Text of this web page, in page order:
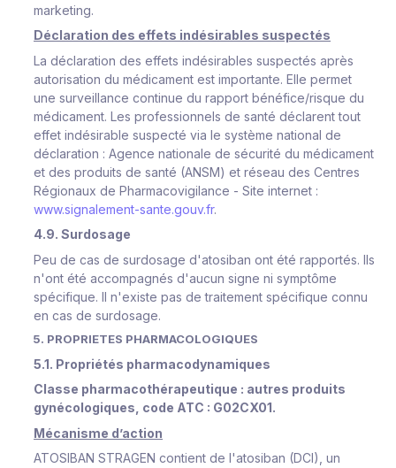
marketing.
Déclaration des effets indésirables suspectés
La déclaration des effets indésirables suspectés après
autorisation du médicament est importante. Elle permet
une surveillance continue du rapport bénéfice/risque du
médicament. Les professionnels de santé déclarent tout
effet indésirable suspecté via le système national de
déclaration : Agence nationale de sécurité du médicament
et des produits de santé (ANSM) et réseau des Centres
Régionaux de Pharmacovigilance - Site internet :
www.signalement-sante.gouv.fr.
4.9. Surdosage
Peu de cas de surdosage d'atosiban ont été rapportés. Ils
n'ont été accompagnés d'aucun signe ni symptôme
spécifique. Il n'existe pas de traitement spécifique connu
en cas de surdosage.
5. PROPRIETES PHARMACOLOGIQUES
5.1. Propriétés pharmacodynamiques
Classe pharmacothérapeutique : autres produits
gynécologiques, code ATC : G02CX01.
Mécanisme d’action
ATOSIBAN STRAGEN contient de l'atosiban (DCI), un